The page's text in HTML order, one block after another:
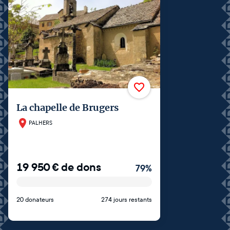
La chapelle de Brugers
PALHERS
19 950€de dons 79%
20 donateurs 274 jours restants